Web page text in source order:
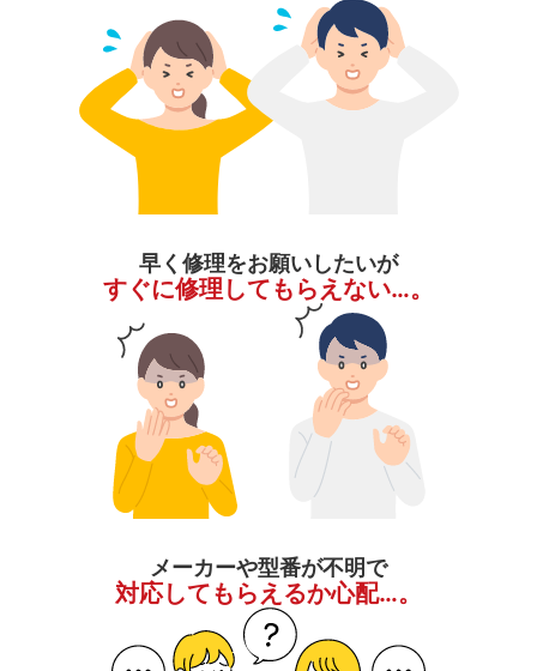
早く修理をお願いしたいが
すぐに修理してもらえない…。
メーカーや型番が不明で
対応してもらえるか心配…。